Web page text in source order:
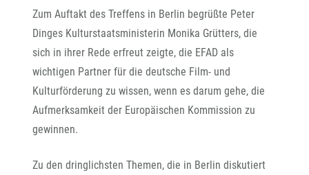
Zum Auftakt des Treffens in Berlin begrüßte Peter
Dinges Kulturstaatsministerin Monika Grütters, die
sich in ihrer Rede erfreut zeigte, die EFAD als
wichtigen Partner für die deutsche Film- und
Kulturförderung zu wissen, wenn es darum gehe, die
Aufmerksamkeit der Europäischen Kommission zu
gewinnen.
Zu den dringlichsten Themen, die in Berlin diskutiert